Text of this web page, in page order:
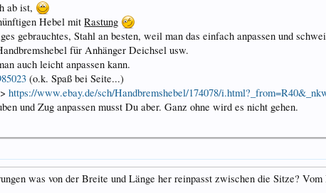
ab ist,
Hebel mitRastung
gebrauchtes, Stahl an besten, weil man das einfach anpassen und
für Anhänger Deichsel usw.
auch leicht anpassen kann.
(o.k. Spaß bei Seite...)
https://www.ebay.de/sch/Handbremshebel/174078/
und Zug anpassen musst Du aber. Ganz ohne wird es nicht gehen.
was von der Breite und Länge her reinpasst zwischen die Sitze?